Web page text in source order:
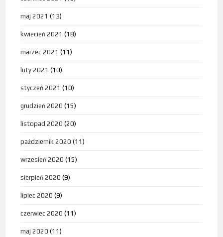
maj 2021 (13)
kwiecień 2021 (18)
marzec 2021 (11)
luty 2021 (10)
styczeń 2021 (10)
grudzień 2020 (15)
listopad 2020 (20)
październik 2020 (11)
wrzesień 2020 (15)
sierpień 2020 (9)
lipiec 2020 (9)
czerwiec 2020 (11)
maj 2020 (11)